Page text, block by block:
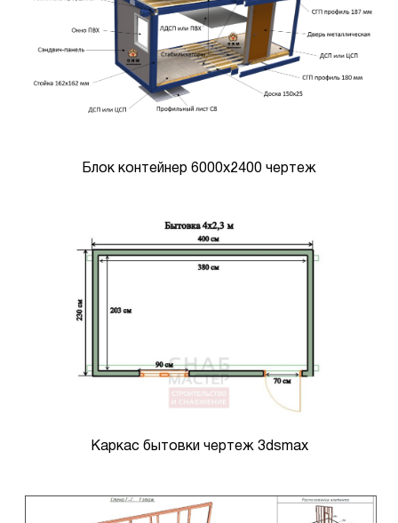
Блок контейнер 6000х2400 чертеж
Каркас бытовки чертеж 3dsmax